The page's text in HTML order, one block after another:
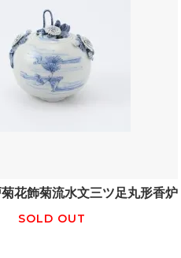
花飾菊流水文三ツ足丸形香炉
SOLD OUT